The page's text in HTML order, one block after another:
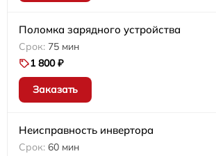
Поломка зарядного устройства
75 мин
1 800 ₽
Заказать
Неисправность инвертора
60 мин